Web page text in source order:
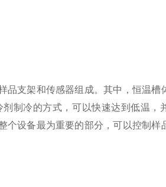
支架和传感器组成。其中，恒温槽
制冷的方式，可以快速达到低温，
个设备最为重要的部分，可以控制样